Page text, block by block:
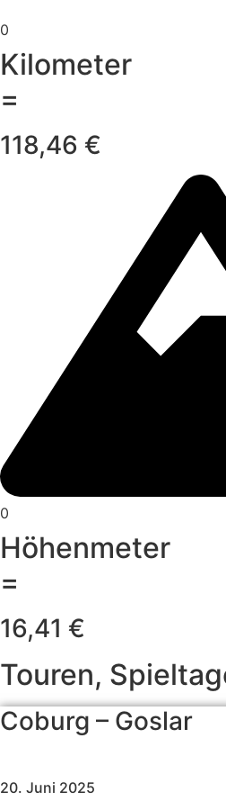
0
Kilometer
=
118,46 €
0
Höhenmeter
=
16,41 €
Touren,
Coburg – Goslar
20. Juni 2025